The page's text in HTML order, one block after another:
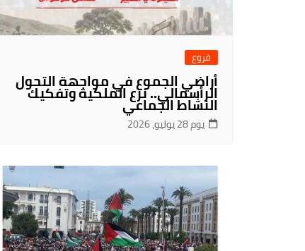
فروع
أراضي الجموع في مواجهة التحول
الرأسمالي.. نزع الملكية وتفكيك
النشاط الجماعي
يوم 28 يوليو، 2026